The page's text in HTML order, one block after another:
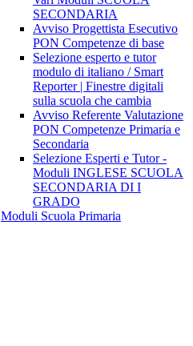
SECONDARIA
Avviso Progettista Esecutivo
PON Competenze di base
Selezione esperto e tutor
modulo di italiano / Smart
Reporter | Finestre digitali
sulla scuola che cambia
Avviso Referente Valutazione
PON Competenze Primaria e
Secondaria
Selezione Esperti e Tutor -
Moduli INGLESE SCUOLA
SECONDARIA DI I
GRADO
Moduli Scuola Primaria